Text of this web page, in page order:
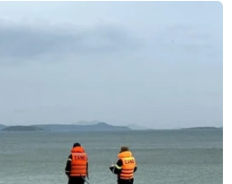
cuốn ở
điểm của
Tự nhiên,
năm 2026?